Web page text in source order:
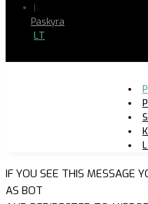
|
Paskyra
LT
IF YOU SEE THIS MESSAGE
AS BOT